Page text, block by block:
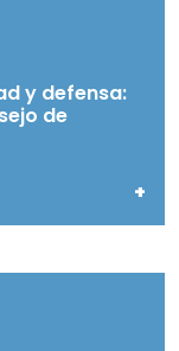
y defensa:
de
+